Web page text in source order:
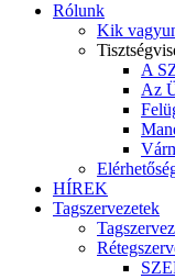
Rólunk
Kik
A
Az
HÍREK
Tagszervezetek